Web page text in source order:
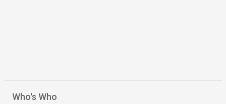
Who's Who